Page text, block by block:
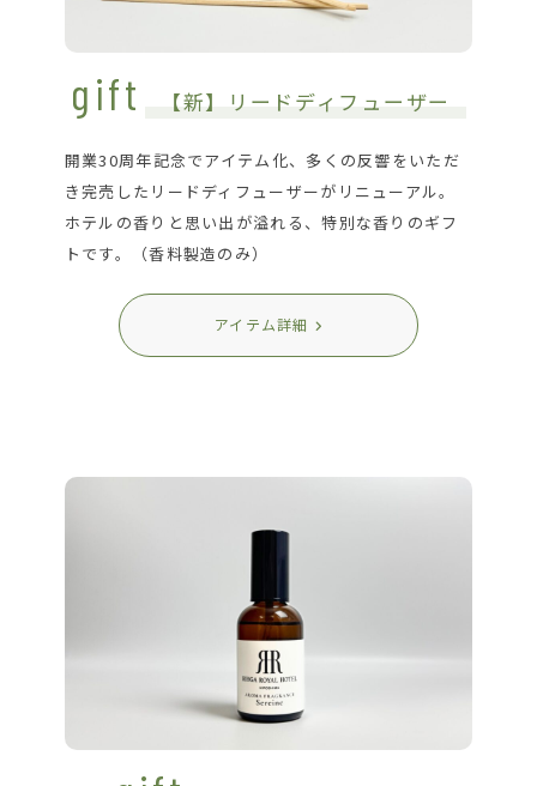
gift 【新】リードディフューザー
開業30周年記念でアイテム化、多くの反響をいただ
き完売したリードディフューザーがリニューアル。
ホテルの香りと思い出が溢れる、特別な香りのギフ
トです。（香料製造のみ）
アイテム詳細